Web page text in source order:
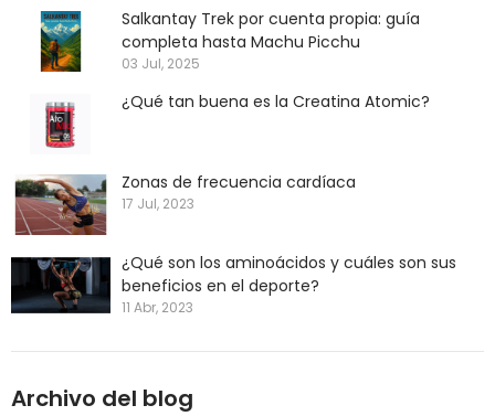
Salkantay Trek por cuenta propia: guía
completa hasta Machu Picchu
03 Jul, 2025
¿Qué tan buena es la Creatina Atomic?
Zonas de frecuencia cardíaca
17 Jul, 2023
¿Qué son los aminoácidos y cuáles son sus
beneficios en el deporte?
11 Abr, 2023
Archivo del blog